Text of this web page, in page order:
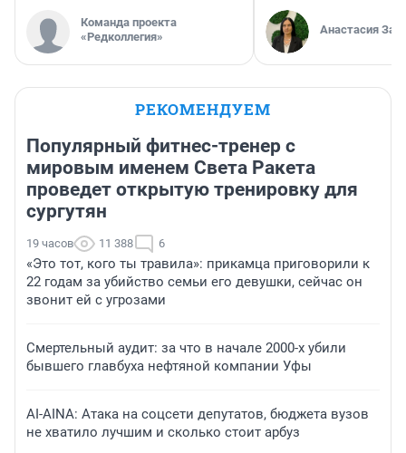
Команда проекта
«Редколлегия»
Анастасия
РЕКОМЕНДУЕМ
Популярный фитнес-тренер с
мировым именем Света Ракета
проведет открытую тренировку для
сургутян
19 часов 11 388 6
«Это тот, кого ты травила»: прикамца приговорили к
22 годам за убийство семьи его девушки, сейчас он
звонит ей с угрозами
Смертельный аудит: за что в начале 2000-х убили
бывшего главбуха нефтяной компании Уфы
AI-AINA: Атака на соцсети депутатов, бюджета вузов
не хватило лучшим и сколько стоит арбуз